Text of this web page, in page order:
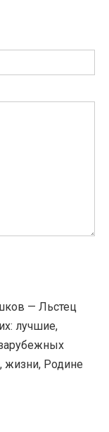
— Льстец
лучшие,
жизни, Родине